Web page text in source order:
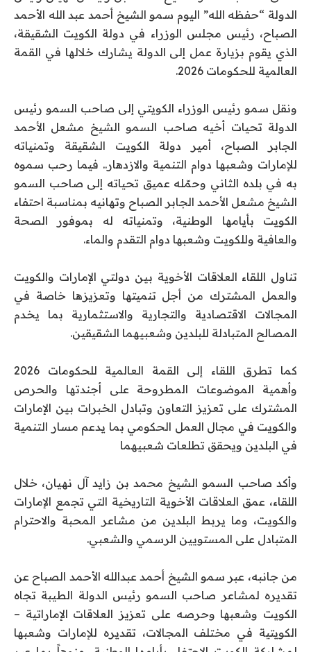
الدولة “حفظه الله” اليوم سمو الشيخ أحمد عبد الله الأحمد
الصباح، رئيس مجلس الوزراء في دولة الكويت الشقيقة،
الذي يقوم بزيارة عمل إلى الدولة يشارك خلالها في القمة
العالمية للحكومات 2026.
ونقل سمو رئيس الوزراء الكويتي إلى صاحب السمو رئيس
الدولة تحيات أخيه صاحب السمو الشيخ مشعل الأحمد
الجابر الصباح، أمير دولة الكويت الشقيقة وتمنياته
للإمارات وشعبها دوام التنمية والازدهار.. فيما رحب سموه
به في بلده الثاني وحمّله عميق تحياته إلى صاحب السمو
الشيخ مشعل الأحمد الجابر الصباح وتهانيه بمناسبة احتفاء
الكويت بأيامها الوطنية، وتمنياته له بموفور الصحة
والعافية وللكويت وشعبها دوام التقدم والماء.
تناول اللقاء العلاقات الأخوية بين دولتي الإمارات والكويت
والعمل المشترك من أجل تنميتها وتعزيزها خاصة في
المجالات الاقتصادية والتجارية والاستثمارية بما يخدم
المصالح المتبادلة للبلدين وشعبيهما الشقيقين.
كما تطرق اللقاء إلى القمة العالمية للحكومات 2026
وأهمية الموضوعات المطروحة على أجندتها والحرص
المشترك على تعزيز التعاون وتبادل الخبرات بين الإمارات
والكويت في مجال العمل الحكومي بما يدعم مسار التنمية
في البلدين ويحقق تطلعات شعبيهما
وأكد صاحب السمو الشيخ محمد بن زايد آل نهيان، خلال
اللقاء، عمق العلاقات الأخوية التاريخية التي تجمع الإمارات
والكويت، وما يربط البلدين من مشاعر المحبة والاحترام
المتبادل على المستويين الرسمي والشعبي.
من جانبه، عبر سمو الشيخ أحمد عبدالله الأحمد الصباح عن
تقديره لمشاعر صاحب السمو رئيس الدولة الطيبة تجاه
الكويت وشعبها وحرصه على تعزيز العلاقات الإماراتية –
الكويتية في مختلف المجالات، تقديره للإمارات وشعبها